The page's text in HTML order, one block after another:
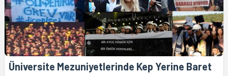
Üniversite Mezuniyetlerinde Kep Yerine Baret